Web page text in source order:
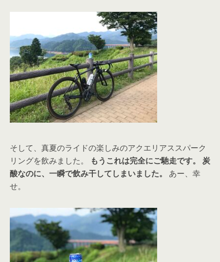
そして、真夏のライドの楽しみのアクエリアススパーク
リングを飲みました。
もうこれは完全にご馳走です。
炭
酸なのに、一瞬で飲み干してしまいました。
あー、幸
せ。